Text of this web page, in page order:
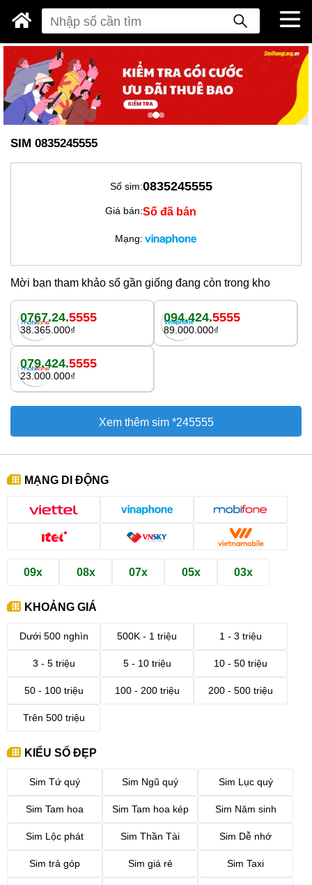
SIM 0835245555
Số sim:0835245555
Giá bán:Số đã bán
Mạng:
Mời bạn tham khảo số gần giống đang còn trong kho
0767.24.5555
38.365.000₫
094.424.5555
89.000.000₫
079.424.5555
23.000.000₫
Xem thêm sim *245555
MẠNG DI ĐỘNG
09x 08x 07x 05x 03x
KHOẢNG GIÁ
Dưới 500 nghìn 500K - 1 triệu 1 - 3 triệu
3 - 5 triệu 5 - 10 triệu 10 - 50 triệu
50 - 100 triệu 100 - 200 triệu 200 - 500 triệu
Trên 500 triệu
KIỂU SỐ ĐẸP
Sim Tứ quý Sim Ngũ quý Sim Lục quý
Sim Tam hoa Sim Tam hoa kép Sim Năm sinh
Sim Lộc phát Sim Thần Tài Sim Dễ nhớ
Sim trả góp Sim giá rẻ Sim Taxi